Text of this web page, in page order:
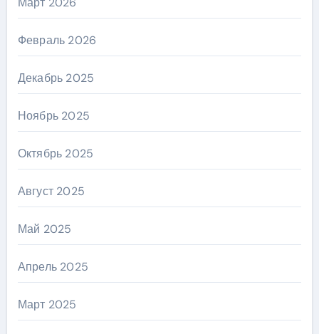
Февраль 2026
Декабрь 2025
Ноябрь 2025
Октябрь 2025
Август 2025
Май 2025
Апрель 2025
Март 2025